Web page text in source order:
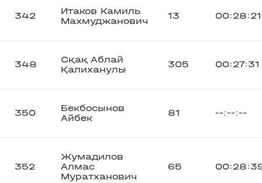
342
Итаков Камиль
Махмуджанович
13 00:28:21
348
Сқақ Аблай
Қалиханулы
305 00:27:31
350
Бекбосынов
Айбек
81 --:--:--
352
Жумадилов
Алмас
Муратханович
65